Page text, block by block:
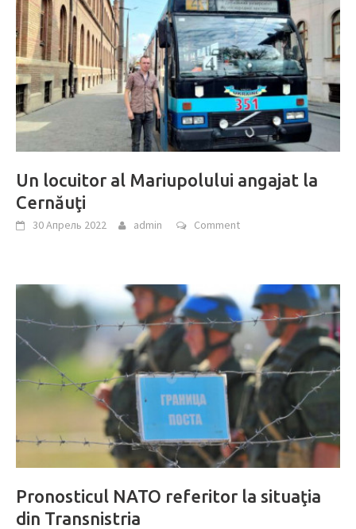
Un locuitor al Mariupolului angajat la
Cernăuţi
30 Апрель 2022 admin Comment
Pronosticul NATO referitor la situaţia
din Transnistria